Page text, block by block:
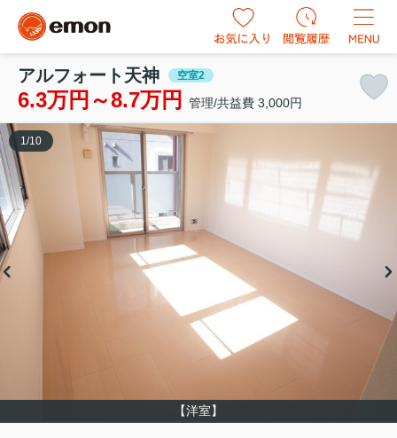
アルフォート天神 空室2
6.3万円～8.7万円 管理/共益費 3,000円
【洋室】
1 /10